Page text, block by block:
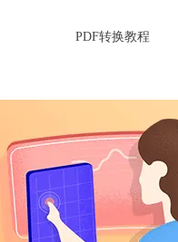
PDF转换教程